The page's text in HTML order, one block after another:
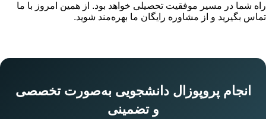
راه شما در مسیر موفقیت تحصیلی خواهد بود. از همین امروز با ما
تماس بگیرید و از مشاوره رایگان ما بهره‌مند شوید.
انجام پروپوزال دانشجویی به‌صورت تخصصی
و تضمینی